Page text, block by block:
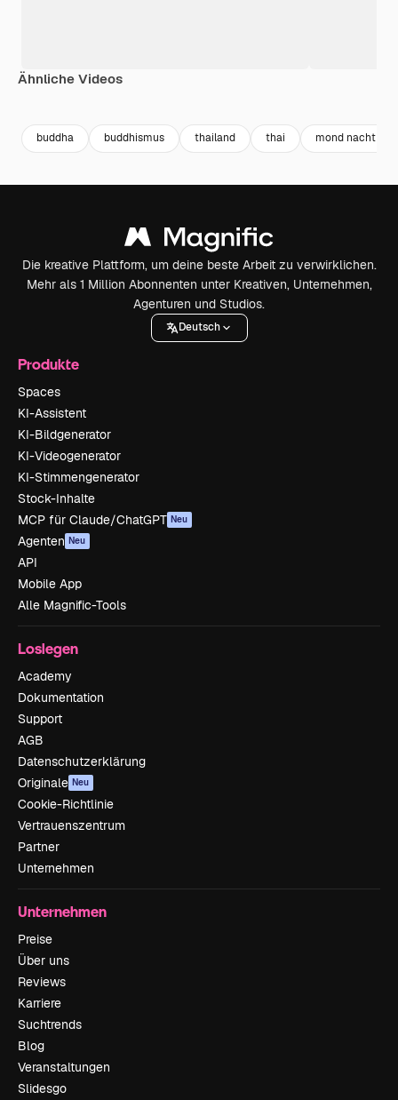
Ähnliche Videos
buddha buddhismus thailand thai mond nacht
Die kreative Plattform, um deine beste Arbeit zu verwirklichen.
Mehr als 1 Million Abonnenten unter Kreativen, Unternehmen,
Agenturen und Studios.
Deutsch
Produkte
Spaces
KI-Assistent
KI-Bildgenerator
KI-Videogenerator
KI-Stimmengenerator
Stock-Inhalte
MCP für Claude/ChatGPT Neu
Agenten Neu
API
Mobile App
Alle Magnific-Tools
Loslegen
Academy
Dokumentation
Support
AGB
Datenschutzerklärung
Originale Neu
Cookie-Richtlinie
Vertrauenszentrum
Partner
Unternehmen
Unternehmen
Preise
Über uns
Reviews
Karriere
Suchtrends
Blog
Veranstaltungen
Slidesgo